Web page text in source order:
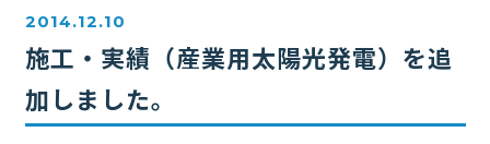
2014.12.10
施工・実績（産業用太陽光発電）を追
加しました。